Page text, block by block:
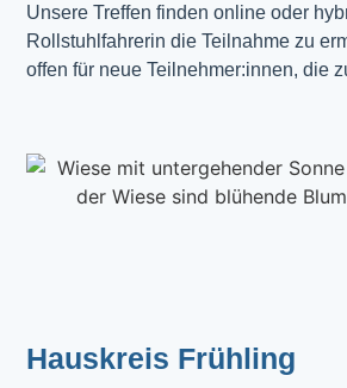
Unsere Treffen finden online oder
Rollstuhlfahrerin die Teilnahme zu
offen für neue Teilnehmer:innen, die
Hauskreis Frühling